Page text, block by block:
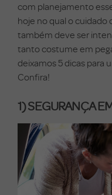
com planejamento
hoje no qual o
também deve ser
tanto costume em
deixamos 5 dicas para
Confira!
1) SEGURANÇA